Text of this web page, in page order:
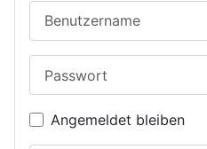
Angemeldet bleiben